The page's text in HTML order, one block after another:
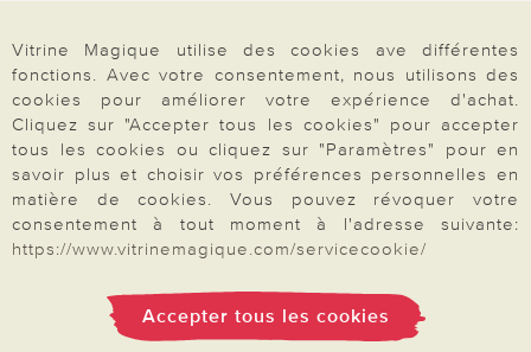
Rétractation
Paiement & Livraison
Vitrine Magique utilise des cookies ave différentes
fonctions. Avec votre consentement, nous utilisons des
cookies pour améliorer votre expérience d'achat.
Cliquez sur "Accepter tous les cookies" pour accepter
tous les cookies ou cliquez sur "Paramètres" pour en
savoir plus et choisir vos préférences personnelles en
matière de cookies. Vous pouvez révoquer votre
consentement à tout moment à l'adresse suivante:
https://www.vitrinemagique.com/servicecookie/
Accepter tous les cookies